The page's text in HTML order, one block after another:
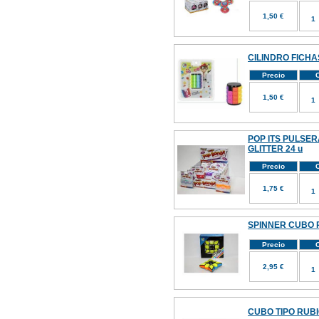
1,50 €
CILINDRO
Precio
1,50 €
POP ITS
GLITTER 24 u
Precio
1,75 €
SPINNER CUBO
Precio
2,95 €
CUBO TIPO